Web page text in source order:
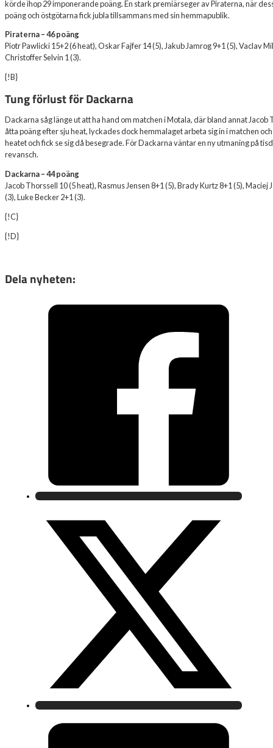
körde ihop 29 imponerande poäng. En stark premiärseger av Piraterna, när
poäng och östgötarna fick jubla tillsammans med sin hemmapublik.
Piraterna – 46 poäng
Piotr Pawlicki 15+2 (6 heat), Oskar Fajfer 14 (5), Jakub Jamrog 9+1 (5), Vaclav
Christoffer Selvin 1 (3).
{!B}
Tung förlust för Dackarna
Dackarna såg länge ut att ha hand om matchen i Motala, där bland annat
åtta poäng efter sju heat, lyckades dock hemmalaget arbeta sig in i matchen
heatet och fick se sig då besegrade. För Dackarna väntar en ny utmaning på
revansch.
Dackarna – 44 poäng
Jacob Thorssell 10 (5 heat), Rasmus Jensen 8+1 (5), Brady Kurtz 8+1 (5),
(3), Luke Becker 2+1 (3).
{!C}
{!D}
Dela nyheten: